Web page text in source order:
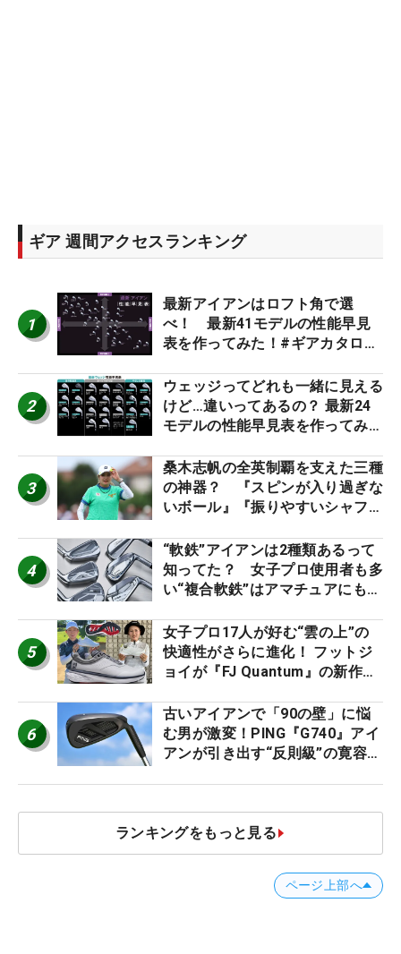
ギア 週間アクセスランキング
1
最新アイアンはロフト角で選
べ！ 最新41モデルの性能早見
表を作ってみた！#ギアカタログ
2
ウェッジってどれも一緒に見える
けど…違いってあるの？ 最新24
モデルの性能早見表を作ってみ
3
桑木志帆の全英制覇を支えた三種
の神器？ 『スピンが入り過ぎな
いボール』『振りやすいシャフ
ー』 #女子プロセッティング
4
“軟鉄”アイアンは2種類あるって
知ってた？ 女子プロ使用者も多
い“複合軟鉄”はアマチュアにもオ
5
女子プロ17人が好む“雲の上”の
快適性がさらに進化！ フットジ
ョイが『FJ Quantum』の新作を
6
古いアイアンで「90の壁」に悩
む男が激変！PING『G740』アイ
アンが引き出す“反則級”の寛容性
ランキングをもっと見る
ページ上部へ